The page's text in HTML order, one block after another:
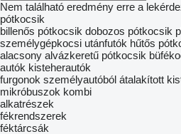
Nem található eredmény erre a
pótkocsik
billenős pótkocsik dobozos pótkocsik
személygépkocsi utánfutók hűtős
alacsony alvázkeretű pótkocsik
autók kisteherautók
furgonok személyautóból átalakított
mikróbuszok kombi
alkatrészek
fékrendszerek
féktárcsák